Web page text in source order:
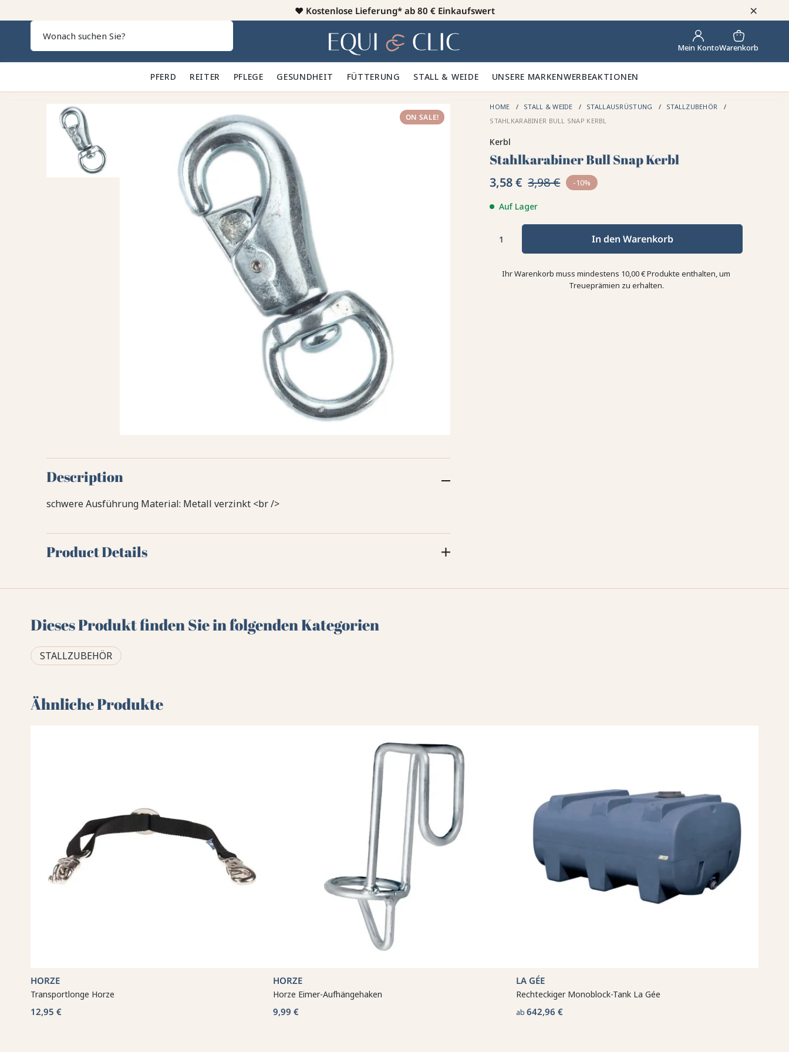
♥️ Kostenlose Lieferung* ab 80 € Einkaufswert ×
Heim Mein KontoWarenkorb
PFERD 🐎 REITER 👕 PFLEGE 🪮 GESUNDHEIT ✨ FÜTTERUNG 🥕 STALL & WEIDE 🍃 UNSERE MARKENWERBEAKTIONEN
ON SALE!
HOME STALL & WEIDE STALLAUSRÜSTUNG
STALLZUBEHÖR
STAHLKARABINER BULL SNAP KERBL
Kerbl
Stahlkarabiner Bull Snap Kerbl
3,58 € 3,98 € -10%
Auf Lager
In den Warenkorb
Ihr Warenkorb muss mindestens 10,00 € Produkte enthalten, um
Treueprämien zu erhalten.
Description
schwere Ausführung Material: Metall verzinkt <br />
Product Details
Dieses Produkt finden Sie in folgenden Kategorien
STALLZUBEHÖR
Ähnliche Produkte
HORZE
Transportlonge Horze
12,95 €
HORZE
Horze Eimer-Aufhängehaken
9,99 €
LA GÉE
Rechteckiger Monoblock-Tank La Gée
ab 642,96 €